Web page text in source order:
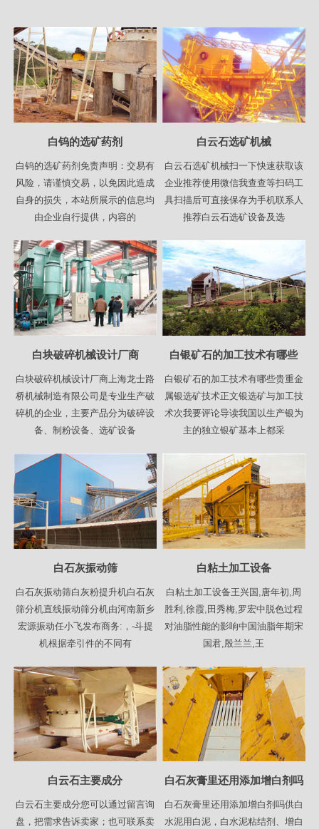
白钨的选矿药剂
白钨的选矿药剂免责声明：交易有
风险，请谨慎交易，以免因此造成
自身的损失，本站所展示的信息均
由企业自行提供，内容的
白云石选矿机械
白云石选矿机械扫一下快速获取该
企业推荐使用微信我查查等扫码工
具扫描后可直接保存为手机联系人
推荐白云石选矿设备及选
白块破碎机械设计厂商
白块破碎机械设计厂商上海龙士路
桥机械制造有限公司是专业生产破
碎机的企业，主要产品分为破碎设
备、制粉设备、选矿设备
白银矿石的加工技术有哪些
白银矿石的加工技术有哪些贵重金
属银选矿技术正文银选矿与加工技
术次我要评论导读我国以生产银为
主的独立银矿基本上都采
白石灰振动筛
白石灰振动筛白灰粉提升机白石灰
筛分机直线振动筛分机由河南新乡
宏源振动任小飞发布商务:，-斗提
机根据牵引件的不同有
白粘土加工设备
白粘土加工设备王兴国,唐年初,周
胜利,徐霞,田秀梅,罗宏中脱色过程
对油脂性能的影响中国油脂年期宋
国君,殷兰兰,王
白云石主要成分
白云石主要成分您可以通过留言询
盘，把需求告诉卖家；也可联系卖
白石灰膏里还用添加增白剂吗
白石灰膏里还用添加增白剂吗供白
水泥用白泥，白水泥粘结剂、增白